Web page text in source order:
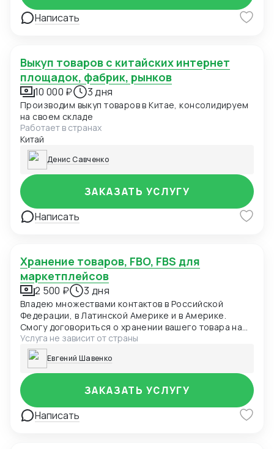
Написать
Выкуп товаров с китайских интернет
площадок, фабрик, рынков
10 000 ₽ 3 дня
Производим выкуп товаров в Китае, консолидируем
на своем складе
Работает в странах
Китай
Денис Савченко
Написать
ЗАКАЗАТЬ УСЛУГУ
Хранение товаров, FBO, FBS для
маркетплейсов
2 500 ₽ 3 дня
Владею множествами контактов в Российской
Федерации, в Латинской Америке и в Америке.
Смогу договориться о хранении вашего товара на
складе временного хранения. Также склады
выполняют функцию промежуточную с
маркетплейсами, по доставке, обработке и
хранению товара.
Услуга не зависит от страны
Евгений Шавенко
Написать
ЗАКАЗАТЬ УСЛУГУ